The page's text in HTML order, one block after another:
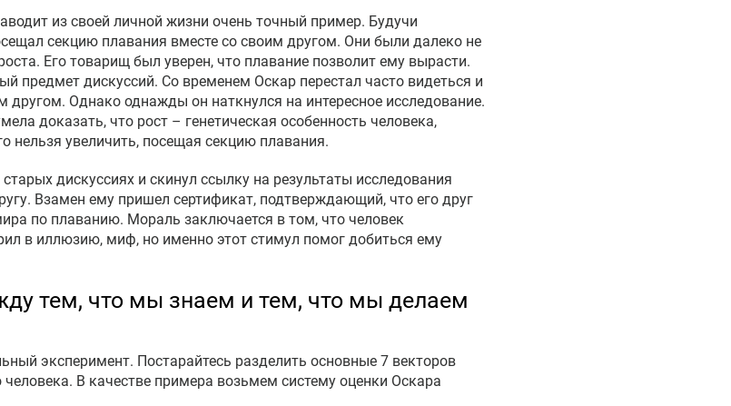
из своей личной жизни очень точный пример. Будучи
секцию плавания вместе со своим другом. Они были далеко не
Его товарищ был уверен, что плавание позволит ему вырасти.
предмет дискуссий. Со временем Оскар перестал часто видеться и
другом. Однако однажды он наткнулся на интересное исследование.
доказать, что рост – генетическая особенность человека,
нельзя увеличить, посещая секцию плавания.
дискуссиях и скинул ссылку на результаты исследования
Взамен ему пришел сертификат, подтверждающий, что его друг
по плаванию. Мораль заключается в том, что человек
в иллюзию, миф, но именно этот стимул помог добиться ему
тем, что мы знаем и тем, что мы делаем
эксперимент. Постарайтесь разделить основные 7 векторов
В качестве примера возьмем систему оценки Оскара